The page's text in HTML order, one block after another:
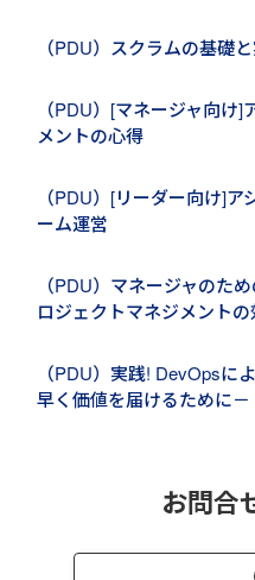
（PDU）スクラムの基礎
（PDU）[マネージャ向け
メントの心得
（PDU）[リーダー向け]
ーム運営
（PDU）マネージャのた
ロジェクトマネジメントの
（PDU）実践! DevOpsに
早く価値を届けるために－
お問合